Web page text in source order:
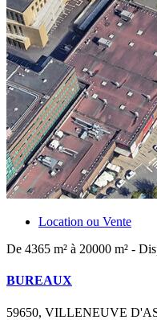
Location ou Vente
De 4365 m² à 20000 m² -
BUREAUX
59650, VILLENEUVE